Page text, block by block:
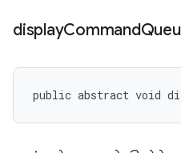
displayCommand
public abstract void